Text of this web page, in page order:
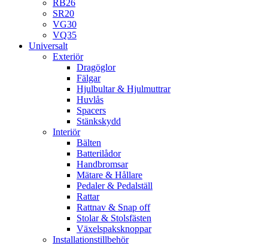
RB26
SR20
VG30
VQ35
Universalt
Exteriör
Dragöglor
Fälgar
Hjulbultar & Hjulmuttrar
Huvlås
Spacers
Stänkskydd
Interiör
Bälten
Batterilådor
Handbromsar
Mätare & Hållare
Pedaler & Pedalställ
Rattar
Rattnav & Snap off
Stolar & Stolsfästen
Växelspaksknoppar
Installationstillbehör